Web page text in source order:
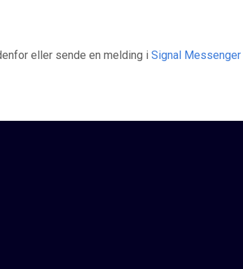
eller sende en melding i Signal Messenger